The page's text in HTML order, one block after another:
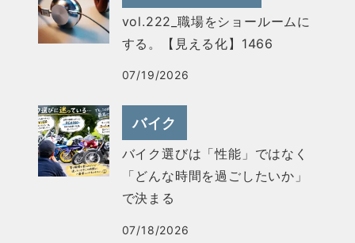
vol.222_職場をショールームに
する。【見える化】1466
07/19/2026
バイク
バイク選びは「性能」ではなく
「どんな時間を過ごしたいか」
で決まる
07/18/2026